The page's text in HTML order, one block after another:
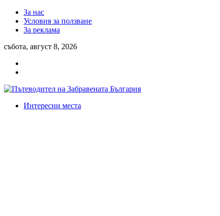
За нас
Условия за ползване
За реклама
събота, август 8, 2026
Интересни места